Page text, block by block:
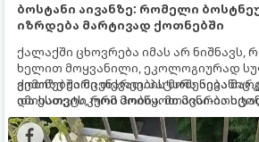
ბოსტანი აივანზე: რომელი
იზრდება მარტივად ქოთნებში
ქალაქში ცხოვრება იმას არ ნიშნავს,
ხელით მოყვანილი, ეკოლოგიურად
გემოზე უარი თქვათ. პატარა აივანიც
იმისათვის, რომ მოიწყოთ მინი-
ყოველდღიურად ახალ, არომატულ
ბოსტნეულს მოკრეფთ.
ქოთნებში მცენარეების მოშენება
და ესთეტიკური ჰობია. მთავარია
კულტურები ეგუებიან ქოთნის
და როგორ მოუაროთ მათ სწორად.